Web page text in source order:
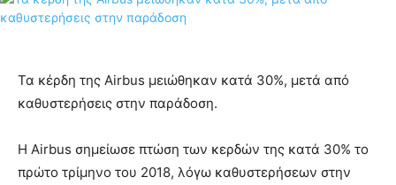
Τα κέρδη της Airbus μειώθηκαν κατά 30%, μετά από
καθυστερήσεις στην παράδοση.
Η Airbus σημείωσε πτώση των κερδών της κατά 30% το
πρώτο τρίμηνο του 2018, λόγω καθυστερήσεων στην